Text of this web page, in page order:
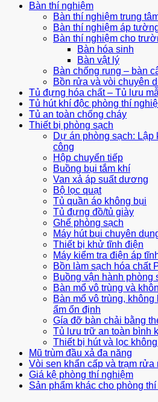
Bàn thí nghiệm
Bàn thí nghiệm trung
Bàn thí nghiệm áp
Bàn thí nghiệm cho
Bàn hóa sinh
Bàn vật lý
Bàn chống rung – bàn
Bồn rửa và vòi chuyên
Tủ đựng hóa chất – Tủ lưu
Tủ hút khí độc phòng thí
Tủ an toàn chống cháy
Thiết bị phòng sạch
Dự án phòng sạch: Lập
công
Hộp chuyển tiếp
Buồng bụi tắm khí
Van xả áp suất dương
Bộ lọc quạt
Tủ quần áo không bụi
Tủ đựng đồ/tủ giày
Ghế phòng sạch
Máy hút bụi chuyên
Thiết bị khử tĩnh điện
Máy kiểm tra điện áp
Bồn làm sạch hóa chất
Buồng vận hành phòng
Bàn mổ vô trùng và
Bàn mổ vô trùng,
ẩm ổn định
Gía đỡ bàn chải bằng
Tủ lưu trữ an toàn bình
Thiết bị hút và lọc
Mũ trùm đầu xả đa năng
Vòi sen khẩn cấp và trạm rửa
Giá kệ phòng thí nghiệm
Sản phẩm khác cho phòng